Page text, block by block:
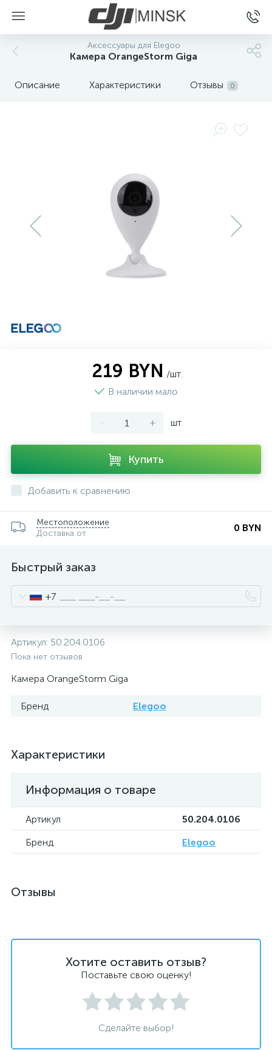
Аксессуары для Elegoo
Камера OrangeStorm Giga
Описание Характеристики Отзывы 0
219 BYN /шт
В наличии мало
- + шт
Купить
Добавить к сравнению
Местоположение
Доставка от
0 BYN
Быстрый заказ
+7
Артикул: 50.204.0106
Пока нет отзывов
Камера OrangeStorm Giga
Бренд Elegoo
Характеристики
Информация о товаре
Артикул
50.204.0106
Бренд
Elegoo
Отзывы
Хотите оставить отзыв?
Поставьте свою оценку!
Сделайте выбор!